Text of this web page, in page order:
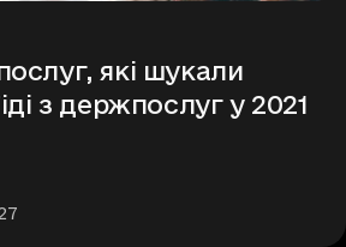
які шукали
з держпослуг у 2021